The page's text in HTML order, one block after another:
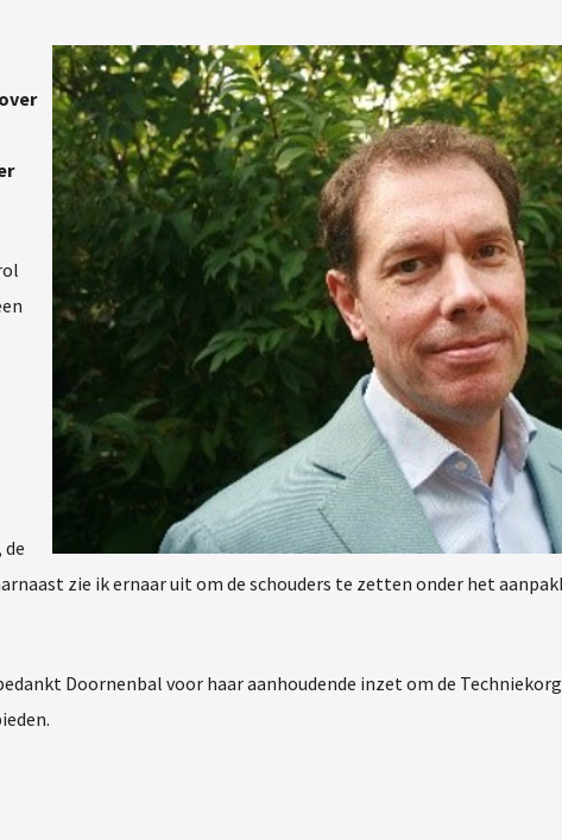
zie ik ernaar uit om de schouders te zetten onder het
Doornenbal voor haar aanhoudende inzet om de